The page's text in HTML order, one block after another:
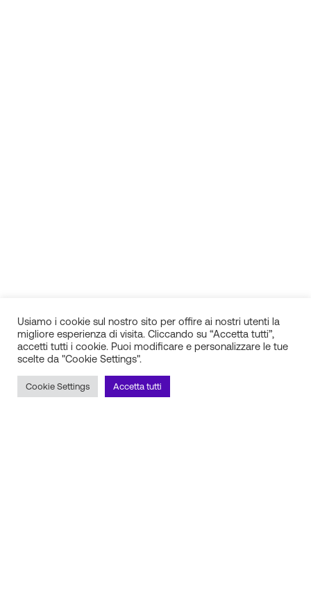
P.IVA 01688940608
Usiamo i cookie sul nostro sito per offire ai nostri utenti la
migliore esperienza di visita. Cliccando su “Accetta tutti”,
accetti tutti i cookie. Puoi modificare e personalizzare le tue
scelte da "Cookie Settings".
Cookie Settings Accetta tutti